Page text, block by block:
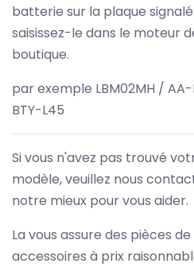
batterie sur la plaque
saisissez-le dans le moteur
boutique.
par exemple LBM02MH /
BTY-L45
Si vous n'avez pas trouvé
modèle, veuillez nous
notre mieux pour vous aider.
La vous assure des pièces
accessoires à prix